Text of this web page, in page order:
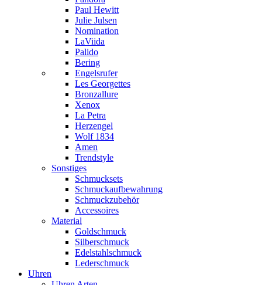
Paul Hewitt
Julie Julsen
Nomination
LaViida
Palido
Bering
Engelsrufer
Les Georgettes
Bronzallure
Xenox
La Petra
Herzengel
Wolf 1834
Amen
Trendstyle
Sonstiges
Schmucksets
Schmuckaufbewahrung
Schmuckzubehör
Accessoires
Material
Goldschmuck
Silberschmuck
Edelstahlschmuck
Lederschmuck
Uhren